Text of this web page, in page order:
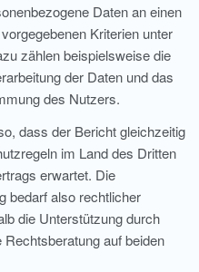
Daten an einen
Kriterien unter
zählen beispielsweise die
der Daten und das
des Nutzers.
dass der Bericht gleichzeitig
im Land des Dritten
erwartet. Die
bedarf also rechtlicher
die Unterstützung durch
auf beiden